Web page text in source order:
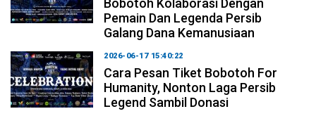
Pemain Dan Legenda Persib
Galang Dana Kemanusiaan
2026-06-17 15:40:22
Cara Pesan Tiket Bobotoh For
Humanity, Nonton Laga Persib
Legend Sambil Donasi